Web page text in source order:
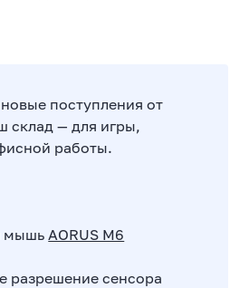
поступления от
склад — для игры,
работы.
мышьAORUS M6
разрешение сенсора